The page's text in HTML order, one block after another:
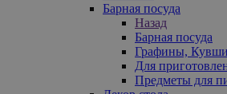
Барная посуда
Назад
Барная посуда
Графины,
Для
Предметы для